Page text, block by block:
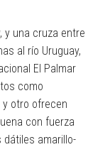
y una cruza entre
al río Uruguay,
El Palmar
como
y otro ofrecen
con fuerza
dátiles amarillo-